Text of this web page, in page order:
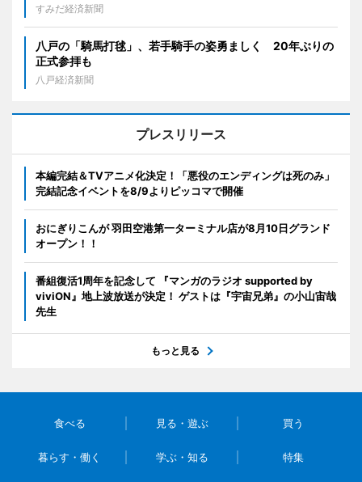
すみだ経済新聞
八戸の「騎馬打毬」、若手騎手の姿勇ましく 20年ぶりの
正式参拝も
八戸経済新聞
プレスリリース
本編完結＆TVアニメ化決定！「悪役のエンディングは死のみ」
完結記念イベントを8/9よりピッコマで開催
おにぎりこんが 羽田空港第一ターミナル店が8月10日グランド
オープン！！
番組復活1周年を記念して 『マンガのラジオ supported by
viviON』地上波放送が決定！ ゲストは『宇宙兄弟』の小山宙哉
先生
もっと見る
食べる 見る・遊ぶ 買う
暮らす・働く 学ぶ・知る 特集